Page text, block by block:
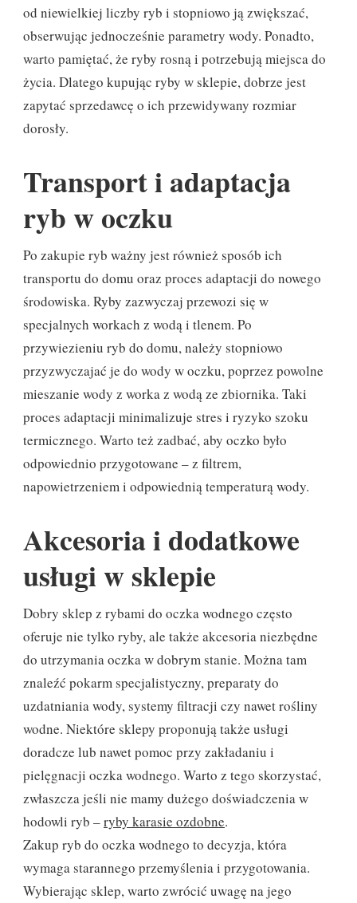
od niewielkiej liczby ryb i stopniowo ją zwiększać,
obserwując jednocześnie parametry wody. Ponadto,
warto pamiętać, że ryby rosną i potrzebują miejsca do
życia. Dlatego kupując ryby w sklepie, dobrze jest
zapytać sprzedawcę o ich przewidywany rozmiar
dorosły.
Transport i adaptacja
ryb w oczku
Po zakupie ryb ważny jest również sposób ich
transportu do domu oraz proces adaptacji do nowego
środowiska. Ryby zazwyczaj przewozi się w
specjalnych workach z wodą i tlenem. Po
przywiezieniu ryb do domu, należy stopniowo
przyzwyczajać je do wody w oczku, poprzez powolne
mieszanie wody z worka z wodą ze zbiornika. Taki
proces adaptacji minimalizuje stres i ryzyko szoku
termicznego. Warto też zadbać, aby oczko było
odpowiednio przygotowane – z filtrem,
napowietrzeniem i odpowiednią temperaturą wody.
Akcesoria i dodatkowe
usługi w sklepie
Dobry sklep z rybami do oczka wodnego często
oferuje nie tylko ryby, ale także akcesoria niezbędne
do utrzymania oczka w dobrym stanie. Można tam
znaleźć pokarm specjalistyczny, preparaty do
uzdatniania wody, systemy filtracji czy nawet rośliny
wodne. Niektóre sklepy proponują także usługi
doradcze lub nawet pomoc przy zakładaniu i
pielęgnacji oczka wodnego. Warto z tego skorzystać,
zwłaszcza jeśli nie mamy dużego doświadczenia w
hodowli ryb –ryby karasie ozdobne.
Zakup ryb do oczka wodnego to decyzja, która
wymaga starannego przemyślenia i przygotowania.
Wybierając sklep, warto zwrócić uwagę na jego